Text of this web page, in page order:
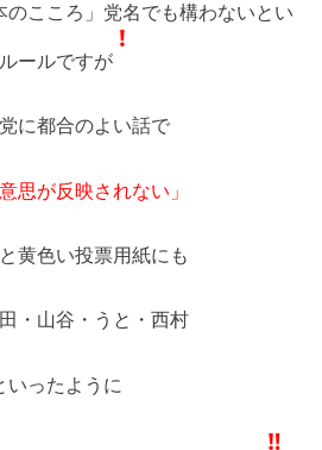
のこころ」党名でも構わないとい
ールですが
に都合のよい話で
思が反映されない」
黄色い投票用紙にも
・山谷・うと・西村
いったように